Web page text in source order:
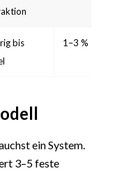
bis
1–3 %
ein System.
3–5 feste